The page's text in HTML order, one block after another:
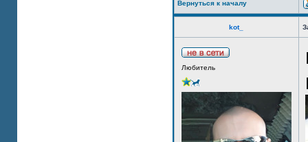
Вернуться к началу
kot_
Любитель